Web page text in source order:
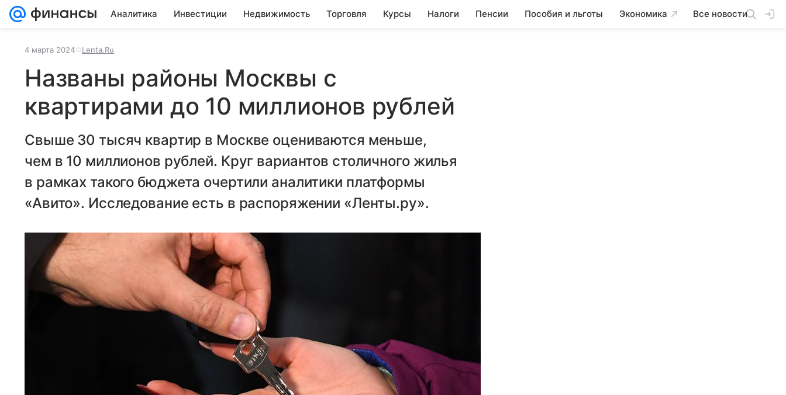
Аналитика Инвестиции Недвижимость Торговля Курсы Налоги Пенсии Пособия и льготы Экономика Все новости
4 марта 2024 Lenta.Ru
Названы районы Москвы с
квартирами до 10 миллионов рублей
Свыше 30 тысяч квартир в Москве оцениваются меньше,
чем в 10 миллионов рублей. Круг вариантов столичного жилья
в рамках такого бюджета очертили аналитики платформы
«Авито». Исследование есть в распоряжении «Ленты.ру».